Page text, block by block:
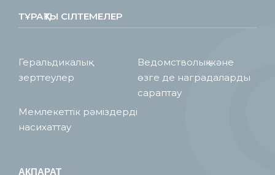
ТҰРАҚТЫ СІЛТЕМЕЛЕР
Геральдикалық
зерттеулер
Ведомстволық және
өзге де наградаларды
сараптау
Мемлекеттік рәміздерді
насихаттау
АҚПАРАТ